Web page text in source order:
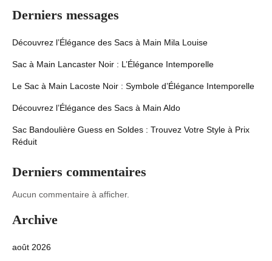
Derniers messages
Découvrez l’Élégance des Sacs à Main Mila Louise
Sac à Main Lancaster Noir : L’Élégance Intemporelle
Le Sac à Main Lacoste Noir : Symbole d’Élégance Intemporelle
Découvrez l’Élégance des Sacs à Main Aldo
Sac Bandoulière Guess en Soldes : Trouvez Votre Style à Prix
Réduit
Derniers commentaires
Aucun commentaire à afficher.
Archive
août 2026